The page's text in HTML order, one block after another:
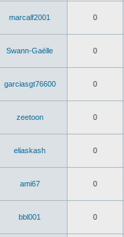
marcalf2001 0
Swann-Gaëlle 0
garciasgt76600 0
zeetoon 0
eliaskash 0
ami67 0
bbl001 0